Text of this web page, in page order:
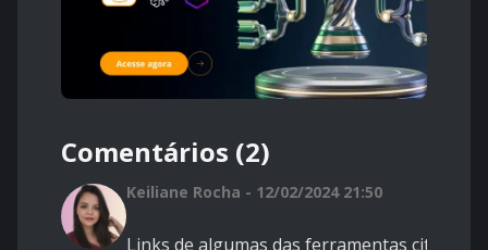
Comentários (2)
Keiliane Rocha - 12/02/2024 21:50
Links de algumas das ferramentas citadas